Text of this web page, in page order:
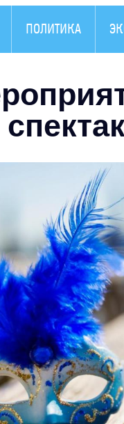
ПОЛИТИКА